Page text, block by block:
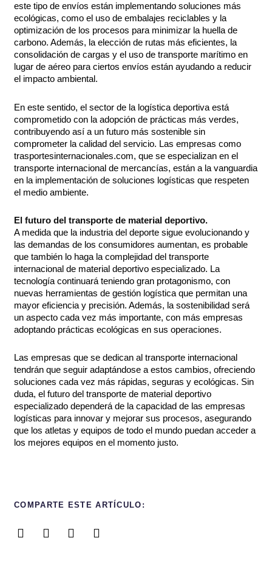
este tipo de envíos están implementando soluciones más
ecológicas, como el uso de embalajes reciclables y la
optimización de los procesos para minimizar la huella de
carbono. Además, la elección de rutas más eficientes, la
consolidación de cargas y el uso de transporte marítimo en
lugar de aéreo para ciertos envíos están ayudando a reducir
el impacto ambiental.
En este sentido, el sector de la logística deportiva está
comprometido con la adopción de prácticas más verdes,
contribuyendo así a un futuro más sostenible sin
comprometer la calidad del servicio. Las empresas como
trasportesinternacionales.com, que se especializan en el
transporte internacional de mercancías, están a la vanguardia
en la implementación de soluciones logísticas que respeten
el medio ambiente.
El futuro del transporte de material deportivo.
A medida que la industria del deporte sigue evolucionando y
las demandas de los consumidores aumentan, es probable
que también lo haga la complejidad del transporte
internacional de material deportivo especializado. La
tecnología continuará teniendo gran protagonismo, con
nuevas herramientas de gestión logística que permitan una
mayor eficiencia y precisión. Además, la sostenibilidad será
un aspecto cada vez más importante, con más empresas
adoptando prácticas ecológicas en sus operaciones.
Las empresas que se dedican al transporte internacional
tendrán que seguir adaptándose a estos cambios, ofreciendo
soluciones cada vez más rápidas, seguras y ecológicas. Sin
duda, el futuro del transporte de material deportivo
especializado dependerá de la capacidad de las empresas
logísticas para innovar y mejorar sus procesos, asegurando
que los atletas y equipos de todo el mundo puedan acceder a
los mejores equipos en el momento justo.
COMPARTE ESTE ARTÍCULO: